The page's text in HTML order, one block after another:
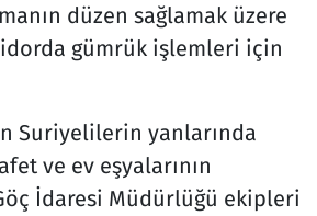
düzen sağlamak üzere
gümrük işlemleri için
Suriyelilerin yanlarında
ve ev eşyalarının
İdaresi Müdürlüğü ekipleri